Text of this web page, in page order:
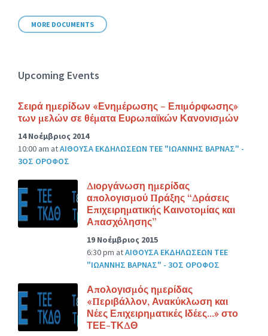
MORE DOCUMENTS
Upcoming Events
Σειρά ημερίδων «Ενημέρωσης – Επιμόρφωσης»
των μελών σε θέματα Ευρωπαϊκών Κανονισμών
14 Νοέμβριος 2014
10:00 am atΑΙΘΟΥΣΑ ΕΚΔΗΛΩΣΕΩΝ ΤΕΕ "ΙΩΑΝΝΗΣ ΒΑΡΝΑΣ" -
3ΟΣ ΟΡΟΦΟΣ
Διοργάνωση ημερίδας
απολογισμού Πράξης “Δράσεις
Επιχειρηματικής Καινοτομίας και
Απασχόλησης”
19 Νοέμβριος 2015
6:30 pm atΑΙΘΟΥΣΑ ΕΚΔΗΛΩΣΕΩΝ ΤΕΕ
"ΙΩΑΝΝΗΣ ΒΑΡΝΑΣ" - 3ΟΣ ΟΡΟΦΟΣ
Απολογισμός ημερίδας
«Περιβάλλον, Ανακύκλωση και
Νέες Επιχειρηματικές Ιδέες…» στο
ΤΕΕ-ΤΚΔΘ